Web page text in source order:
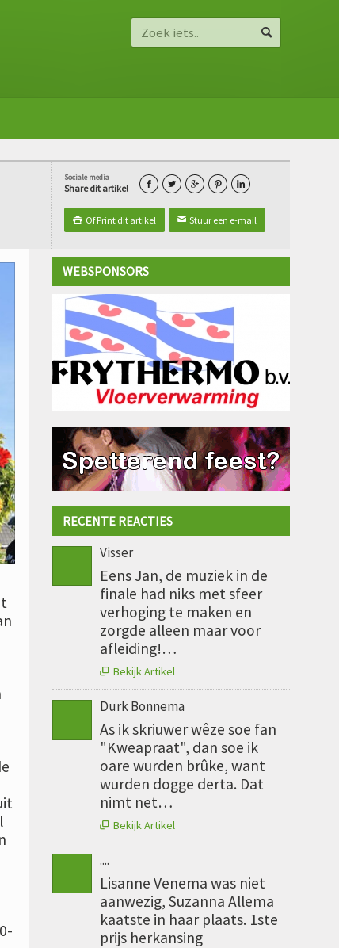
Sociale media
Share dit artikel     
 Of Print dit artikel ✉ Stuur een e-mail
WEBSPONSORS
RECENTE REACTIES
Visser
Eens Jan, de muziek in de
finale had niks met sfeer
verhoging te maken en
zorgde alleen maar voor
afleiding!…
 Bekijk Artikel
Durk Bonnema
As ik skriuwer wêze soe fan
"Kweapraat", dan soe ik
oare wurden brûke, want
wurden dogge derta. Dat
nimt net…
 Bekijk Artikel
....
Lisanne Venema was niet
aanwezig, Suzanna Allema
kaatste in haar plaats. 1ste
prijs herkansing